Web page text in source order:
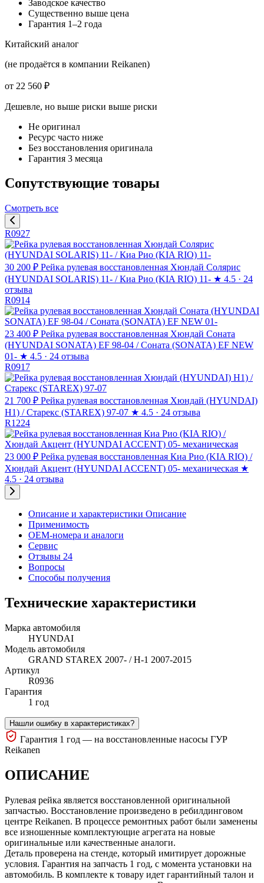
Заводское качество
Существенно выше цена
Гарантия 1–2 года
Китайский аналог
(не продаётся в компании Reikanen)
от 22 560 ₽
Дешевле, но выше риски выше риски
Не оригинал
Ресурс часто ниже
Без восстановления оригинала
Гарантия 3 месяца
Сопутствующие товары
Смотреть все
R0927
30 200 ₽ Рейка рулевая восстановленная Хюндай Солярис
(HYUNDAI SOLARIS) 11- / Киа Рио (KIA RIO) 11- ★ 4.5 · 24
отзыва
R0914
23 400 ₽ Рейка рулевая восстановленная Хюндай Соната
(HYUNDAI SONATA) EF 98-04 / Соната (SONATA) EF NEW
01- ★ 4.5 · 24 отзыва
R0917
21 700 ₽ Рейка рулевая восстановленная Хюндай (HYUNDAI)
H1) / Старекс (STAREX) 97-07 ★ 4.5 · 24 отзыва
R1224
23 000 ₽ Рейка рулевая восстановленная Киа Рио (KIA RIO) /
Хюндай Акцент (HYUNDAI ACCENT) 05- механическая ★
4.5 · 24 отзыва
Описание и характеристики Описание
Применимость
OEM-номера и аналоги
Сервис
Отзывы 24
Вопросы
Способы получения
Технические характеристики
Марка автомобиля
HYUNDAI
Модель автомобиля
GRAND STAREX 2007- / H-1 2007-2015
Артикул
R0936
Гарантия
1 год
Нашли ошибку в характеристиках?
Гарантия 1 год — на восстановленные насосы ГУР
Reikanen
ОПИСАНИЕ
Рулевая рейка является восстановленной оригинальной
запчастью. Восстановление произведено в ребилдинговом
центре Reikanen. В процессе ремонтных работ были заменены
все изношенные комплектующие агрегата на новые
оригинальные или качественные аналоги.
Деталь проверена на стенде, который имитирует дорожные
условия. Гарантия на запчасть 1 год, с момента установки на
автомобиль. В комплекте к товару идет гарантийный талон и